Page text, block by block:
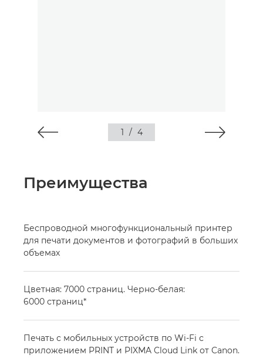
1 / 4
Преимущества
Беспроводной многофункциональный принтер
для печати документов и фотографий в больших
объемах
Цветная: 7000 страниц. Черно-белая:
6000 страниц*
Печать с мобильных устройств по Wi-Fi с
приложением PRINT и PIXMA Cloud Link от Canon.